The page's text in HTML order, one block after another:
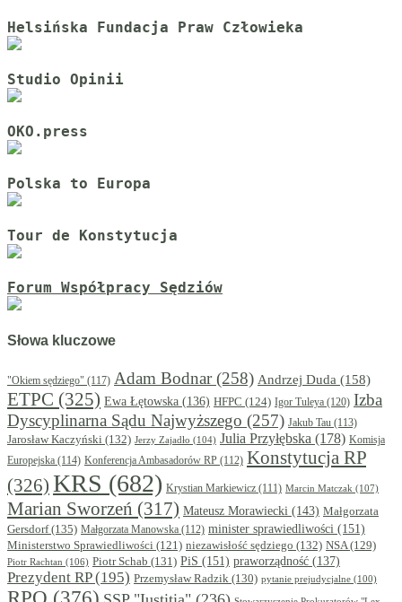
Helsińska Fundacja Praw Człowieka
Studio Opinii
OKO.press
Polska to Europa
Tour de Konstytucja
Forum Współpracy Sędziów
Słowa kluczowe
"Okiem sędziego" (117) Adam Bodnar(258) Andrzej Duda (158)
ETPC (325) Ewa Łętowska (136) HFPC (124) Igor Tuleya (120) Izba
Dyscyplinarna Sądu Najwyższego (257) Jakub Tau (113)
Jarosław Kaczyński (132) Jerzy Zajadło (104) Julia Przyłębska (178) Komisja
Europejska (114) Konferencja Ambasadorów RP (112) Konstytucja RP
(326) KRS (682) Krystian Markiewicz (111) Marcin Matczak (107)
Marian Sworzeń (317) Mateusz Morawiecki (143) Małgorzata
Gersdorf(135) Małgorzata Manowska (112) minister sprawiedliwości (151)
Ministerstwo Sprawiedliwości (121) niezawisłość sędziego (132) NSA (129)
Piotr Rachtan (106) Piotr Schab (131) PiS (151) praworządność (137)
Prezydent RP(195) Przemysław Radzik (130) pytanie prejudycjalne (100)